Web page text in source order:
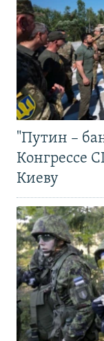
"Путин –
Конгрессе
Киеву